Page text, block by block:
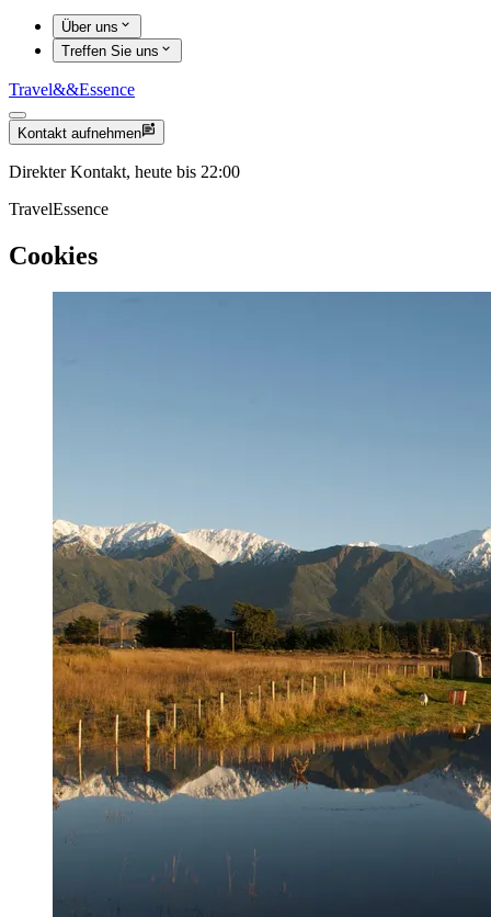
Über uns
Treffen Sie uns
Travel&&Essence
Kontakt aufnehmen
Direkter Kontakt, heute bis 22:00
TravelEssence
Cookies